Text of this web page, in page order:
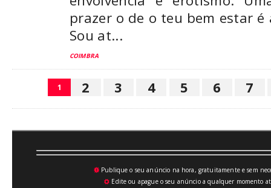
prazer o de o teu bem estar
Sou at...
COIMBRA
1 2 3 4 5 6 7
💥Publique o seu anúncio na hora, gratuitamente e sem
⚙ Edite ou apague o seu anúncio a qualquer momento